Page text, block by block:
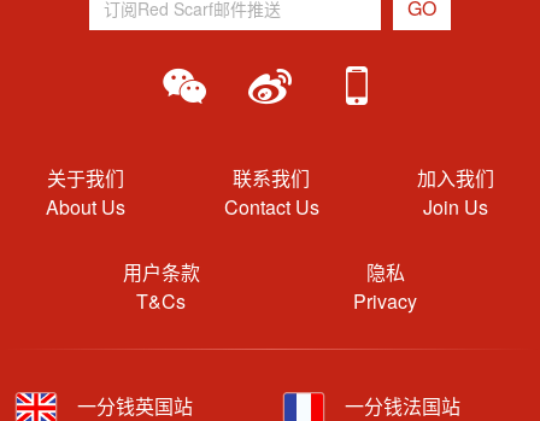
关于我们
About Us
联系我们
Contact Us
加入我们
Join Us
用户条款
T&Cs
隐私
Privacy
一分钱英国站 一分钱法国站